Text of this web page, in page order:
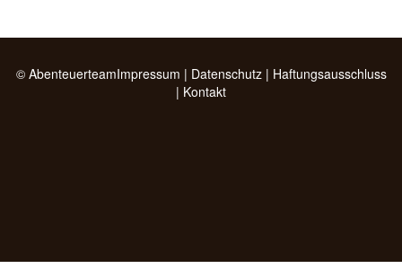
© AbenteuerteamImpressum | Datenschutz| Haftungsausschluss
| Kontakt